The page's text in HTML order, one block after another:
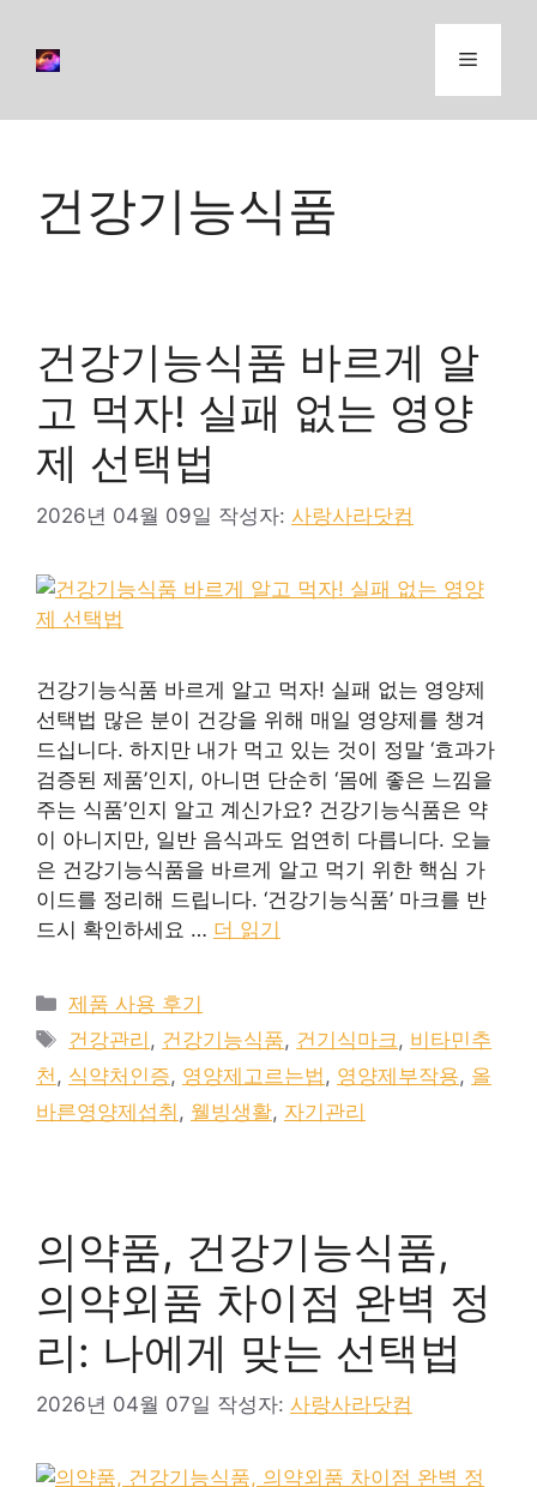
메
건강기능식품
건강기능식품 바르게 알
고 먹자! 실패 없는 영양
제 선택법
2026년 04월 09일 작성자: 사랑사라닷컴
건강기능식품 바르게 알고 먹자! 실패 없는 영양제
선택법 많은 분이 건강을 위해 매일 영양제를 챙겨
드십니다. 하지만 내가 먹고 있는 것이 정말 ‘효과가
검증된 제품’인지, 아니면 단순히 ‘몸에 좋은 느낌을
주는 식품’인지 알고 계신가요? 건강기능식품은 약
이 아니지만, 일반 음식과도 엄연히 다릅니다. 오늘
은 건강기능식품을 바르게 알고 먹기 위한 핵심 가
이드를 정리해 드립니다. ‘건강기능식품’ 마크를 반
드시 확인하세요 … 더 읽기
카
테
리
제품 사용 후기
태
그
건강관리 , 건강기능식품, 건기식마크 , 비타민추
천 , 식약처인증, 영양제고르는법 , 영양제부작용, 올
바른영양제섭취 , 웰빙생활, 자기관리
​의약품, 건강기능식품,
의약외품 차이점 완벽 정
리: 나에게 맞는 선택법
2026년 04월 07일 작성자: 사랑사라닷컴